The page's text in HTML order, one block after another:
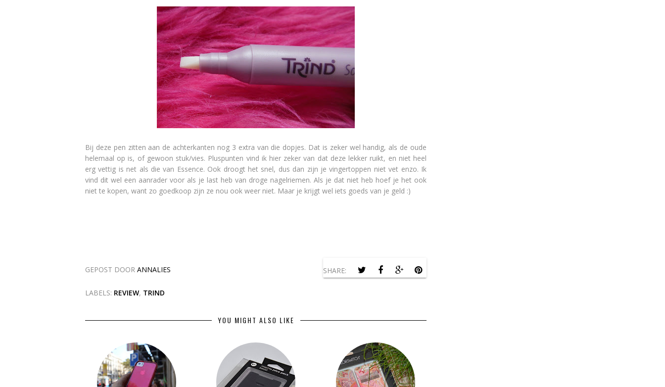
Bij deze pen zitten aan de achterkanten nog 3 extra van die dopjes. Dat is zeker wel handig, als de oude
helemaal op is, of gewoon stuk/vies. Pluspunten vind ik hier zeker van dat deze lekker ruikt, en niet heel
erg vettig is net als die van Essence. Ook droogt het snel, dus dan zijn je vingertoppen niet vet enzo. Ik
vind dit wel een aanrader voor als je last heb van droge nagelriemen. Als je dat niet heb hoef je het ook
niet te kopen, want zo goedkoop zijn ze nou ook weer niet. Maar je krijgt wel iets goeds van je geld :)
GEPOST DOOR ANNALIES SHARE:
LABELS: REVIEW, TRIND
YOU MIGHT ALSO LIKE